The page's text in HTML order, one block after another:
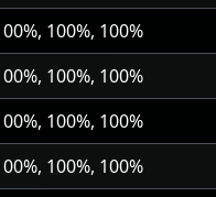
100%, 100%
100%, 100%
100%, 100%
100%, 100%